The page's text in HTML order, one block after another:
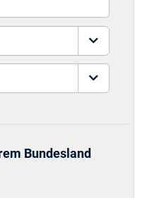
Bundesland